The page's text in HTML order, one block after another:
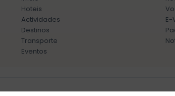
Hoteis
Actividades
Destinos
Transporte
Eventos
E-